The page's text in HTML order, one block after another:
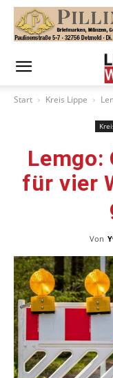
Start Kreis Lippe
Lemgo:
für vier
Von